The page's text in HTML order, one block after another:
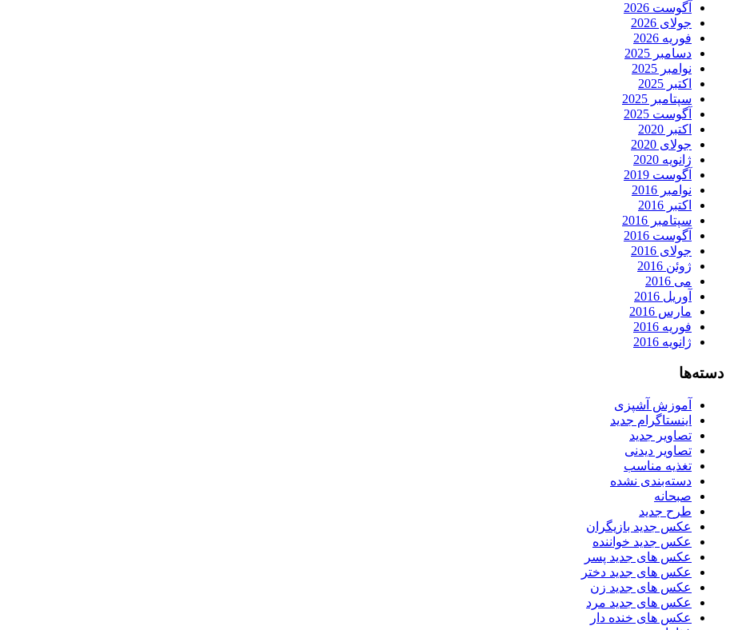
آگوست 2026
جولای 2026
فوریه 2026
دسامبر 2025
نوامبر 2025
اکتبر 2025
سپتامبر 2025
آگوست 2025
اکتبر 2020
جولای 2020
ژانویه 2020
آگوست 2019
نوامبر 2016
اکتبر 2016
سپتامبر 2016
آگوست 2016
جولای 2016
ژوئن 2016
می 2016
آوریل 2016
مارس 2016
فوریه 2016
ژانویه 2016
دسته‌ها
آموزش آشپزی
اینستاگرام جدید
تصاویر جدید
تصاویر دیدنی
تغذیه مناسب
دسته‌بندی نشده
صبحانه
طرح جدید
عکس جدید بازیگران
عکس جدید خواننده
عکس های جدید پسر
عکس های جدید دختر
عکس های جدید زن
عکس های جدید مرد
عکس های خنده دار